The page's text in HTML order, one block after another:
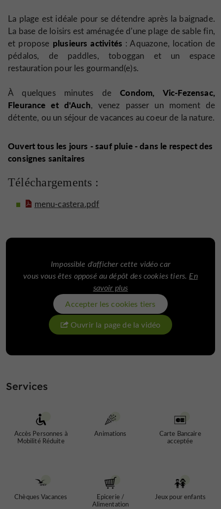
La plage est idéale pour se détendre après la baignade.
La base de loisirs est aménagée d'une plage de sable fin,
et propose plusieurs activités : Aquazone, location de
pédalos, de paddles, toboggan et un espace
restauration pour les gourmand(e)s.
À quelques minutes deCondom, Vic-Fezensac,
Fleurance et d'Auch, venez passer un moment de
détente, ou un séjour de vacances au coeur de la nature.
Ouvert tous les jours - sauf pluie - dans le respect des
consignes sanitaires
Téléchargements :
menu-castera.pdf
Impossible d'afficher cette vidéo car
vous vous êtes opposé au dépôt des cookies tiers. En
savoir plus
Accepter les cookies tiers
Ouvrir la page de la vidéo
Services
Accès Personnes à
Mobilité Réduite
Animations
Carte Bancaire
acceptée
Chèques Vacances
Epicerie /
Alimentation
Jeux pour enfants